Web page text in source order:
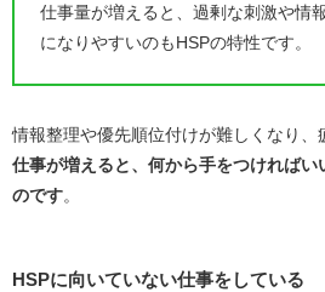
仕事量が増えると、過剰な刺激や情
になりやすいのもHSPの特性です。
情報整理や優先順位付けが難しくなり、
仕事が増えると、何から手をつければい
のです。
HSPに向いていない仕事をしている